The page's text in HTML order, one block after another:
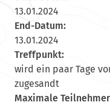
13.01.2024
End-Datum:
13.01.2024
Treffpunkt:
wird ein paar Tage
zugesandt
Maximale